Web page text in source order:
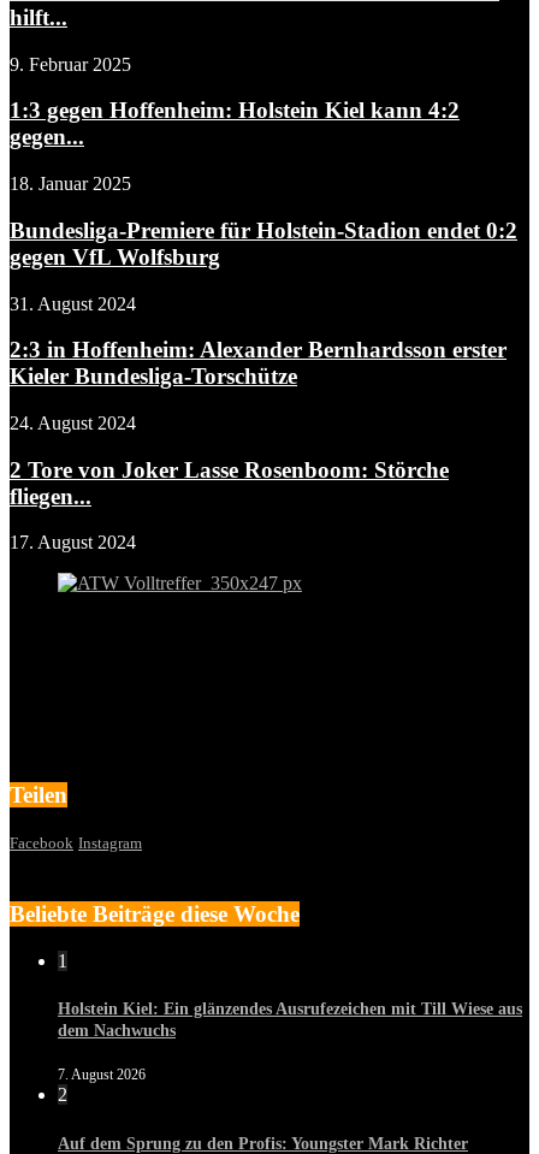
hilft...
9. Februar 2025
1:3 gegen Hoffenheim: Holstein Kiel kann 4:2
gegen...
18. Januar 2025
Bundesliga-Premiere für Holstein-Stadion endet 0:2
gegen VfL Wolfsburg
31. August 2024
2:3 in Hoffenheim: Alexander Bernhardsson erster
Kieler Bundesliga-Torschütze
24. August 2024
2 Tore von Joker Lasse Rosenboom: Störche
fliegen...
17. August 2024
Teilen
Facebook Instagram
Beliebte Beiträge diese Woche
1
Holstein Kiel: Ein glänzendes Ausrufezeichen mit Till Wiese aus
dem Nachwuchs
7. August 2026
2
Auf dem Sprung zu den Profis: Youngster Mark Richter